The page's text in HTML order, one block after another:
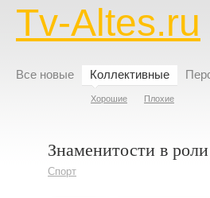
Tv-Altes.ru
Все новые Коллективные
Хорошие Плохие
Знаменитости в
Спорт